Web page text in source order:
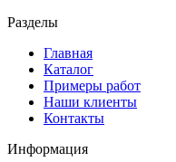
Разделы
Главная
Каталог
Примеры работ
Наши клиенты
Контакты
Информация